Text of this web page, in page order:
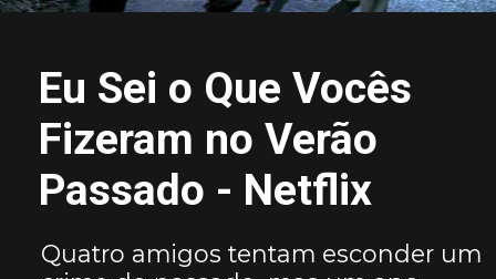
Quatro amigos tentam esconder um
Eu Sei o Que Vocês
Fizeram no Verão
Passado - Netflix